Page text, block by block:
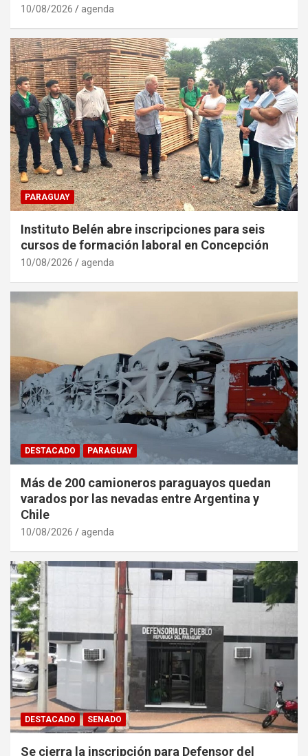
10/08/2026 agenda
PARAGUAY
Instituto Belén abre inscripciones para seis
cursos de formación laboral en Concepción
10/08/2026 agenda
DESTACADO PARAGUAY
Más de 200 camioneros paraguayos quedan
varados por las nevadas entre Argentina y
Chile
10/08/2026 agenda
DESTACADO SENADO
Se cierra la inscripción para Defensor del